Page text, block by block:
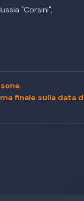
"Corsini";
finale sulla data